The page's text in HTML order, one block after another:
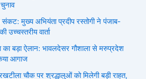
संकट: मुख्य अभियंता प्रदीप रस्तोगी ने पंजाब-
उच्चस्तरीय वार्ता
का बड़ा ऐलान: भावलदेसर गौशाला से मरुप्रदेश
आगाज
चौक पर श्रद्धालुओं को मिलेगी बड़ी राहत,